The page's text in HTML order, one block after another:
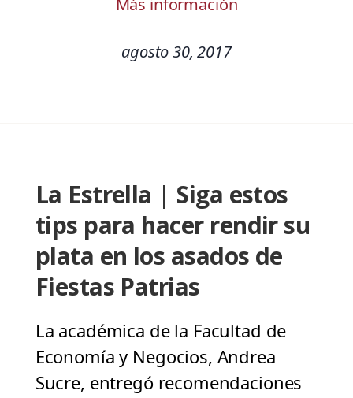
Más información
agosto 30, 2017
La Estrella | Siga estos
tips para hacer rendir su
plata en los asados de
Fiestas Patrias
La académica de la Facultad de
Economía y Negocios, Andrea
Sucre, entregó recomendaciones